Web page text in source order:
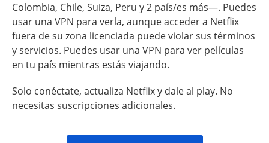
Colombia, Chile, Suiza, Peru y 2 país/es más—. Puedes
usar una VPN para verla, aunque acceder a Netflix
fuera de su zona licenciada puede violar sus términos
y servicios. Puedes usar una VPN para ver películas
en tu país mientras estás viajando.
Solo conéctate, actualiza Netflix y dale al play. No
necesitas suscripciones adicionales.